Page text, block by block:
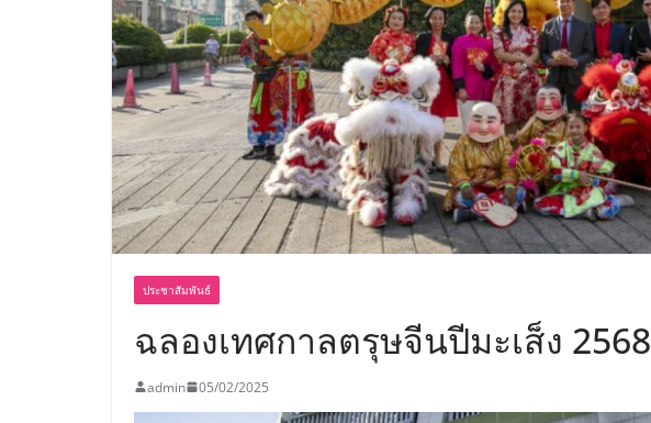
ประชาสัมพันธ์
ฉลองเทศกาลตรุษจีนปีมะเส็ง 2568
admin 05/02/2025